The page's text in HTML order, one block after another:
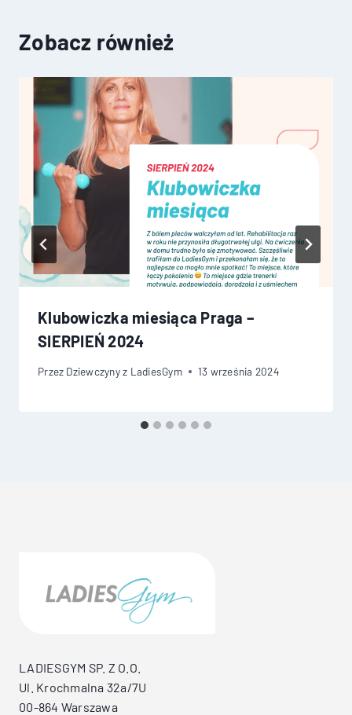
Zobacz również
Klubowiczka miesiąca Praga –
SIERPIEŃ 2024
Przez Dziewczyny z LadiesGym 13 września 2024
LADIESGYM SP. Z O.O.
Ul. Krochmalna 32a/7U
00-864 Warszawa